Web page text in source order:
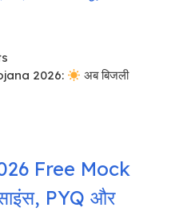
2026:
अब बिजली
Free Mock
PYQ और